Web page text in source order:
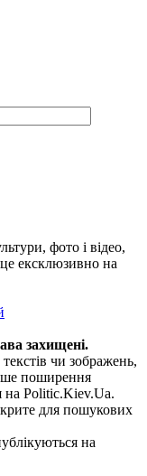
фото і відео,
ексклюзивно на
захищені.
чи зображень,
поширення
на Politic.Kiev.Ua.
для пошукових
на